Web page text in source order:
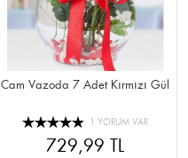
Cam Vazoda 7 Adet Kırmızı Gül
1 YORUM VAR
729,99 TL